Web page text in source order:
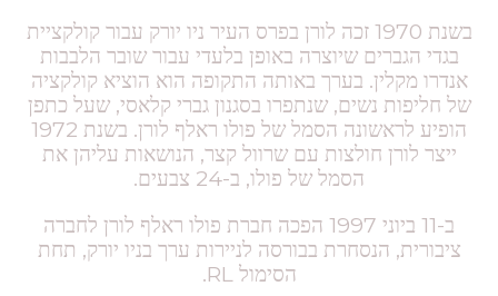
בשנת 1970 זכה לורן בפרס העיר ניו יורק עבור קולקציית
בגדי הגברים שיוצרה באופן בלעדי עבור שובר הלבבות
אנדרו מקלין. בערך באותה התקופה הוא הוציא קולקציה
של חליפות נשים, שנתפרו בסגנון גברי קלאסי, שעל כתפן
הופיע לראשונה הסמל של פולו ראלף לורן. בשנת 1972
ייצר לורן חולצות עם שרוול קצר, הנושאות עליהן את
הסמל של פולו, ב-24 צבעים.
ב-11 ביוני 1997 הפכה חברת פולו ראלף לורן לחברה
ציבורית, הנסחרת בבורסה לניירות ערך בניו יורק, תחת
הסימול RL.